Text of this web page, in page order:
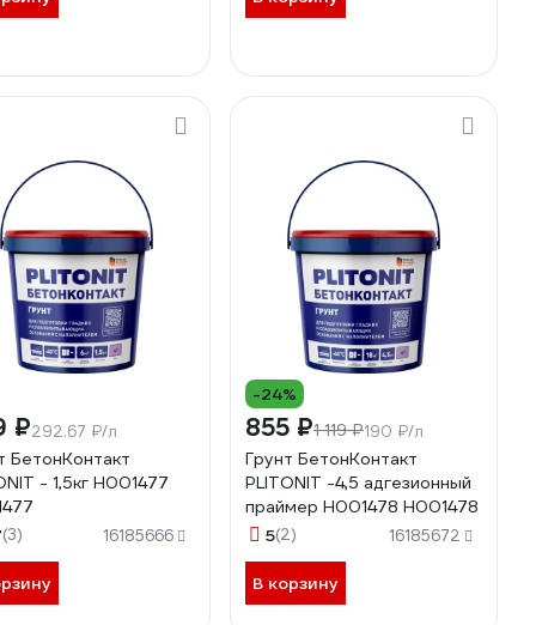
₽292.67 ₽/л
БетонКонтакт
- 1,5кг H001477
(3) 16185666
-24%
855 ₽1 119 ₽190 ₽/л
Грунт БетонКонтакт
PLITONIT -4,5 адгезионный
праймер H001478 Н001478
5(2) 16185672
В корзину